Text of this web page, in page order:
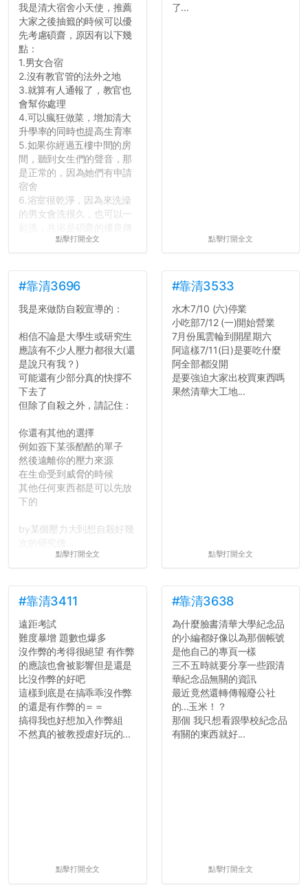
我是清大宿舍小天使，推薦
大家之後抽籤的時候可以優
先考慮碩齋，原因有以下幾
點：
1.男女合宿
2.沒有教官管的法外之地
3.就算有人通報了，教官也
會幫你處理
4.可以瘋狂做菜，增加清大
升學率的同時也提高生育率
5.如果你經過五樓中間的房
間，聽到女生們的聲音，那
是正常的，因為她們有申請
宿舍
6.浴室很乾淨，因為來洗澡
的男女會洗很久，也可以一
舍房間，都歡迎留言讓我知
道...
點擊打開全文
了...
點擊打開全文
#靠清3696
我是來做防自殺宣導的：
相信不論是大學生或研究生
應該有不少人壓力都很大(還
是說只有我？)
可能還有少部分真的快撐不
下去了
但除了自殺之外，請記住：
你還有其他的選擇
例如簽下某張酷酷的單子
然後遠離你的壓力來源
在生命受到威脅的時候
其他任何東西都是可以先放
下的
by某個壓力大到想自殺好幾
點擊打開全文
#靠清3533
水木7/10 (六)停業
小吃部7/12 (一)開始營業
7月份風雲輪到開星期六
阿這樣7/11(日)是要吃什麼
阿全部都沒開
是要強迫大家出校買東西嗎
果然清華大工地...
點擊打開全文
#靠清3411
遠距考試
難度暴增 題數也爆多
沒作弊的考得很絕望 有作弊
的應該也會被影響但是還是
比沒作弊的好吧
這樣到底是在搞乖乖沒作弊
的還是有作弊的＝＝
搞得我也好想加入作弊組
不然真的被教授虐好玩的...
點擊打開全文
#靠清3638
為什麼臉書清華大學紀念品
的小編都好像以為那個帳號
是他自己的專頁一樣
三不五時就要分享一些跟清
華紀念品無關的資訊
最近竟然還轉傳報廢公社
的...玉米！？
那個 我只想看跟學校紀念品
有關的東西就好...
點擊打開全文